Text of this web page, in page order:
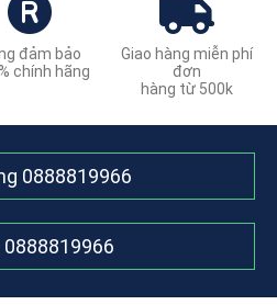
đảm bảo
chính hãng
Giao hàng miễn phí
đơn
hàng từ 500k
0888819966
0888819966